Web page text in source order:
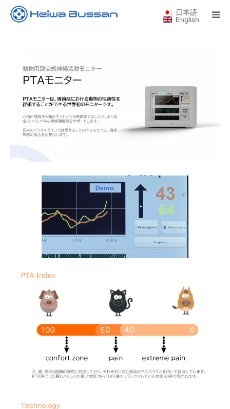
日本語
English
会社案内
医療機器
営業所一覧
お問い合わせ